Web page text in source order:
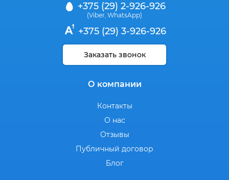
+375 (29) 2-926-926
(Viber WhatsApp)
+375 (29) 3-926-926
Заказать звонок
О компании
Контакты
О нас
Отзывы
Публичный договор
Блог